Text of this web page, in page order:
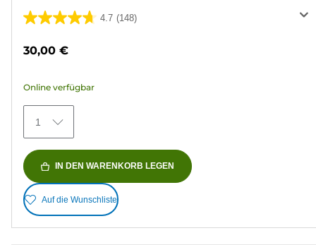
4.7 (148)
4.7
5
148
Bewertungen
30,00 €
Online verfügbar
1
IN DEN WARENKORB LEGEN
Auf die Wunschliste